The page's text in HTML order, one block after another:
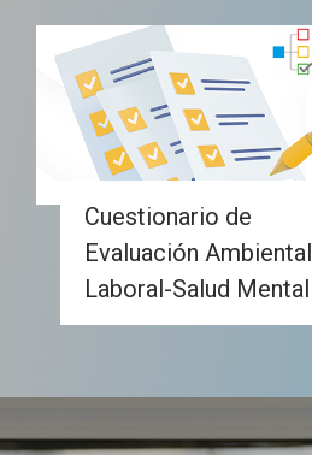
Cuestionario de
Evaluación Ambiental
Laboral-Salud Mental